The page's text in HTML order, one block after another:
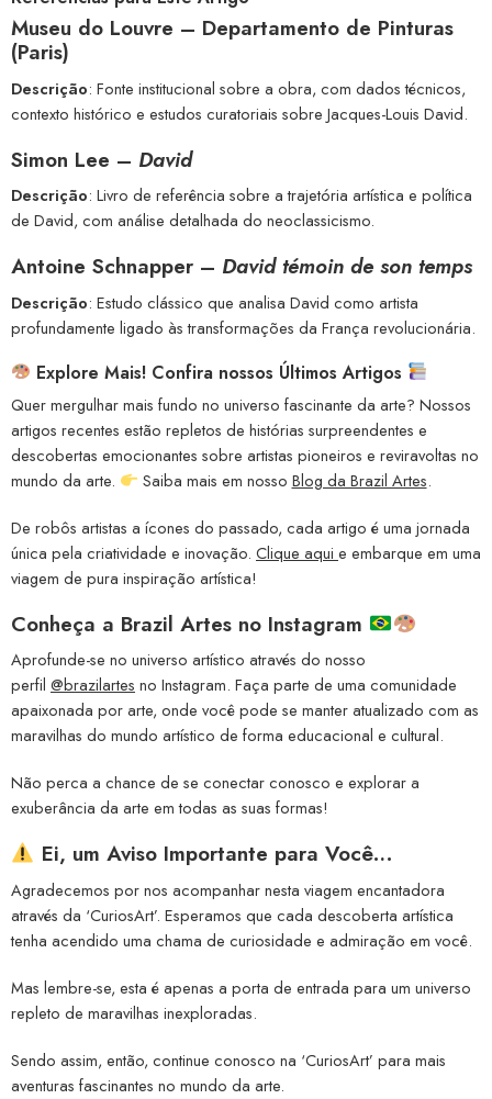
Museu do Louvre – Departamento de Pinturas
(Paris)
Descrição: Fonte institucional sobre a obra, com dados técnicos,
contexto histórico e estudos curatoriais sobre Jacques-Louis David.
Simon Lee – David
Descrição: Livro de referência sobre a trajetória artística e política
de David, com análise detalhada do neoclassicismo.
Antoine Schnapper – David témoin de son temps
Descrição: Estudo clássico que analisa David como artista
profundamente ligado às transformações da França revolucionária.
Explore Mais! Confira nossos Últimos Artigos
Quer mergulhar mais fundo no universo fascinante da arte? Nossos
artigos recentes estão repletos de histórias surpreendentes e
descobertas emocionantes sobre artistas pioneiros e reviravoltas no
mundo da arte.
Saiba mais em nosso Blog da Brazil Artes.
De robôs artistas a ícones do passado, cada artigo é uma jornada
única pela criatividade e inovação. Clique aqui e embarque em uma
viagem de pura inspiração artística!
Conheça a Brazil Artes no Instagram
Aprofunde-se no universo artístico através do nosso
perfil @brazilartes no Instagram. Faça parte de uma comunidade
apaixonada por arte, onde você pode se manter atualizado com as
maravilhas do mundo artístico de forma educacional e cultural.
Não perca a chance de se conectar conosco e explorar a
exuberância da arte em todas as suas formas!
Ei, um Aviso Importante para Você…
Agradecemos por nos acompanhar nesta viagem encantadora
através da ‘CuriosArt’. Esperamos que cada descoberta artística
tenha acendido uma chama de curiosidade e admiração em você.
Mas lembre-se, esta é apenas a porta de entrada para um universo
repleto de maravilhas inexploradas.
Sendo assim, então, continue conosco na ‘CuriosArt’ para mais
aventuras fascinantes no mundo da arte.